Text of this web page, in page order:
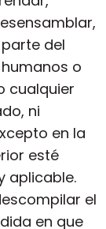
del
o
cualquier
ni
en la
esté
aplicable.
el
en que